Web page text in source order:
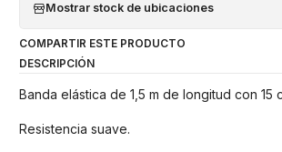
Mostrar stock de ubicaciones
COMPARTIR ESTE PRODUCTO
DESCRIPCIÓN
Banda elástica de 1,5 m de longitud con 15
Resistencia suave.